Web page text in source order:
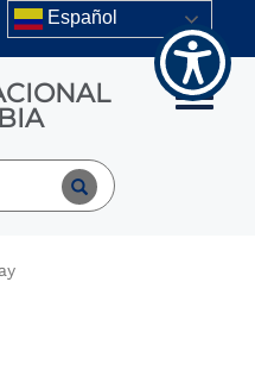
Español
Toggle